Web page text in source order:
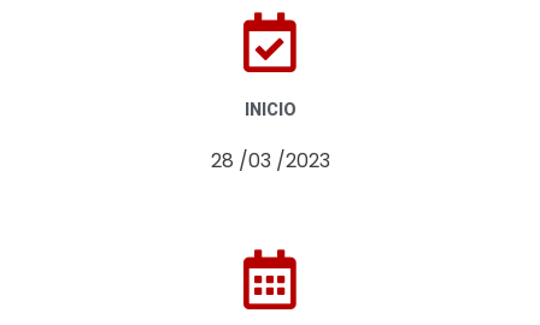
INICIO
28 /03 /2023